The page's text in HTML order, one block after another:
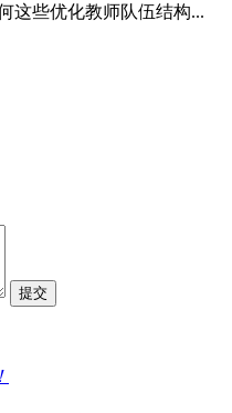
这些优化教师队伍结构...